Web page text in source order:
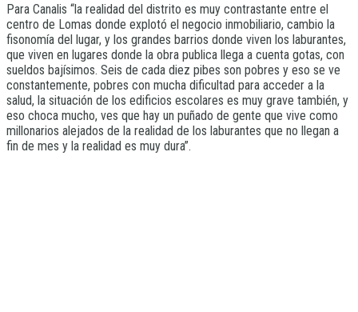
Para Canalis “la realidad del distrito es muy contrastante entre el
centro de Lomas donde explotó el negocio inmobiliario, cambio la
fisonomía del lugar, y los grandes barrios donde viven los laburantes,
que viven en lugares donde la obra publica llega a cuenta gotas, con
sueldos bajísimos. Seis de cada diez pibes son pobres y eso se ve
constantemente, pobres con mucha dificultad para acceder a la
salud, la situación de los edificios escolares es muy grave también, y
eso choca mucho, ves que hay un puñado de gente que vive como
millonarios alejados de la realidad de los laburantes que no llegan a
fin de mes y la realidad es muy dura”.